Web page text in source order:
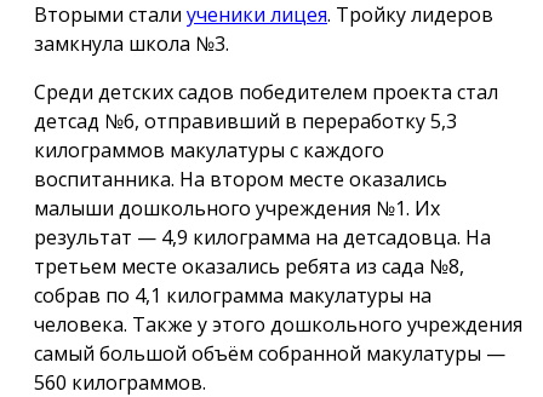
Вторыми стали ученики лицея. Тройку лидеров
замкнула школа №3.
Среди детских садов победителем проекта стал
детсад №6, отправивший в переработку 5,3
килограммов макулатуры с каждого
воспитанника. На втором месте оказались
малыши дошкольного учреждения №1. Их
результат — 4,9 килограмма на детсадовца. На
третьем месте оказались ребята из сада №8,
собрав по 4,1 килограмма макулатуры на
человека. Также у этого дошкольного учреждения
самый большой объём собранной макулатуры —
560 килограммов.